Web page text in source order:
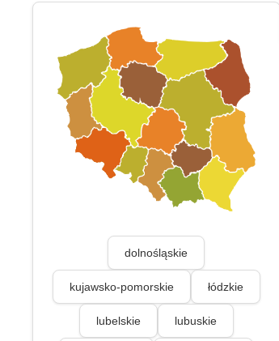
dolnośląskie
kujawsko-pomorskie łódzkie
lubelskie lubuskie